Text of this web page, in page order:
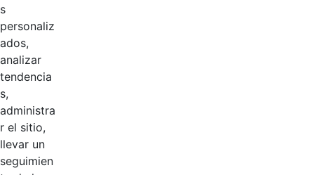
Logotipos
AÑADIR COMENTARIOS
s
personaliz
ados,
analizar
tendencia
s,
administra
r el sitio,
llevar un
seguimien